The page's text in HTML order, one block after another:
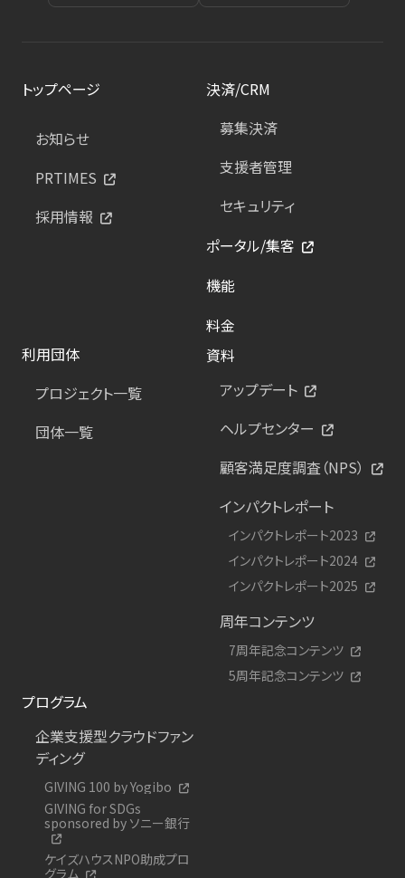
トップページ
お知らせ
PRTIMES
採用情報
決済/CRM
募集決済
支援者管理
セキュリティ
ポータル/集客
機能
料金
利用団体
プロジェクト一覧
団体一覧
資料
アップデート
ヘルプセンター
顧客満足度調査（NPS）
インパクトレポート
インパクトレポート2023
インパクトレポート2024
インパクトレポート2025
周年コンテンツ
7周年記念コンテンツ
5周年記念コンテンツ
プログラム
企業支援型クラウドファン
ディング
GIVING 100 by Yogibo
GIVING for SDGs
sponsored by ソニー銀行
ケイズハウスNPO助成プロ
グラム